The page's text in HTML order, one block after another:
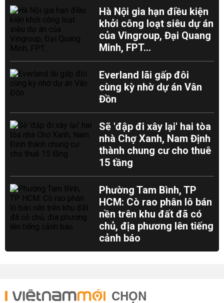
Hà Nội gia hạn điều kiện
khởi công loạt siêu dự án
của Vingroup, Đại Quang
Minh, FPT...
Everland lãi gấp đôi
cùng kỳ nhờ dự án Vân
Đồn
Sẽ 'đập đi xây lại' hai tòa
nhà Chợ Xanh, Nam Định
thành chung cư cho thuê
15 tầng
Phường Tam Bình, TP
HCM: Cò rao phân lô bán
nền trên khu đất đã có
chủ, địa phương lên tiếng
cảnh báo
CHỌN